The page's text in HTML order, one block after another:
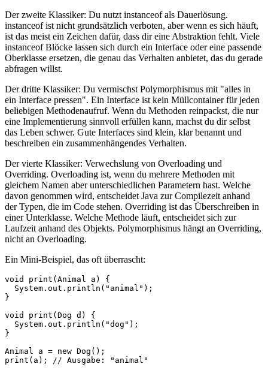
Der zweite Klassiker: Du nutzt instanceof als Dauerlösung.
instanceof ist nicht grundsätzlich verboten, aber wenn es sich häuft,
ist das meist ein Zeichen dafür, dass dir eine Abstraktion fehlt. Viele
instanceof Blöcke lassen sich durch ein Interface oder eine passende
Oberklasse ersetzen, die genau das Verhalten anbietet, das du gerade
abfragen willst.
Der dritte Klassiker: Du vermischst Polymorphismus mit "alles in
ein Interface pressen". Ein Interface ist kein Müllcontainer für jeden
beliebigen Methodenaufruf. Wenn du Methoden reinpackst, die nur
eine Implementierung sinnvoll erfüllen kann, machst du dir selbst
das Leben schwer. Gute Interfaces sind klein, klar benannt und
beschreiben ein zusammenhängendes Verhalten.
Der vierte Klassiker: Verwechslung von Overloading und
Overriding. Overloading ist, wenn du mehrere Methoden mit
gleichem Namen aber unterschiedlichen Parametern hast. Welche
davon genommen wird, entscheidet Java zur Compilezeit anhand
der Typen, die im Code stehen. Overriding ist das Überschreiben in
einer Unterklasse. Welche Methode läuft, entscheidet sich zur
Laufzeit anhand des Objekts. Polymorphismus hängt an Overriding,
nicht an Overloading.
Ein Mini-Beispiel, das oft überrascht:
void print(Animal a) {
  System.out.println("animal");
}
void print(Dog d) {
  System.out.println("dog");
}
Animal a = new Dog();
print(a); // Ausgabe: "animal"